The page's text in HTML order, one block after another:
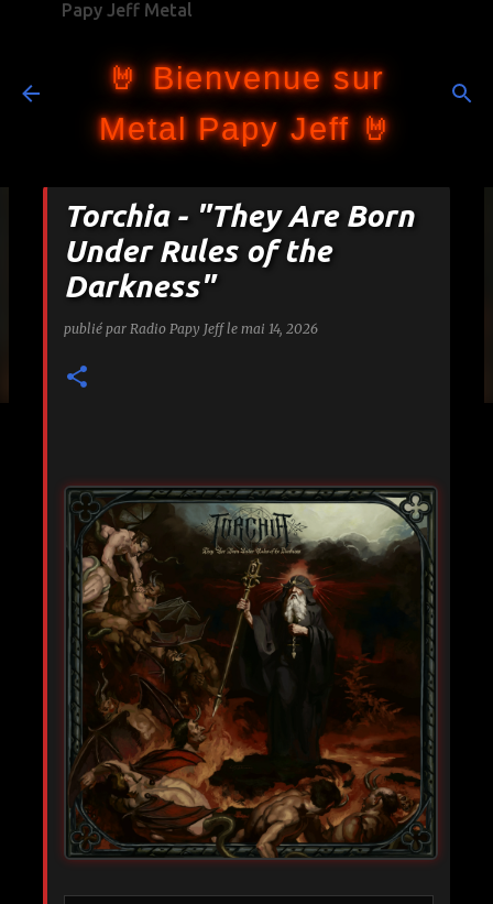
Papy Jeff Metal
🤘 Bienvenue sur
Metal Papy Jeff 🤘
Torchia - "They Are Born
Under Rules of the
Darkness"
publié par Radio Papy Jeff le mai 14, 2026